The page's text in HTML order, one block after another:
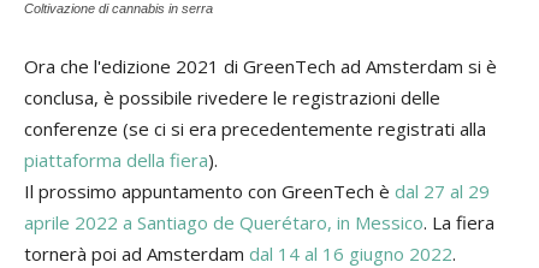
Coltivazione di cannabis in serra
Ora che l'edizione 2021 di GreenTech ad Amsterdam si è
conclusa, è possibile rivedere le registrazioni delle
conferenze (se ci si era precedentemente registrati alla
piattaforma della fiera).
Il prossimo appuntamento con GreenTech è dal 27 al 29
aprile 2022 a Santiago de Querétaro, in Messico. La fiera
tornerà poi ad Amsterdam dal 14 al 16 giugno 2022.